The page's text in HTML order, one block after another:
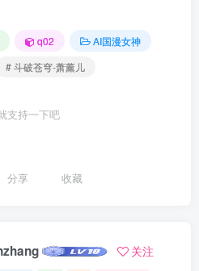
q02
AI国漫女神
# 斗破苍穹-萧薰儿
支持一下吧
分享 收藏
关注